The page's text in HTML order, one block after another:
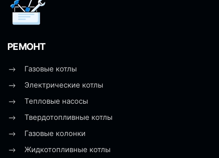
РЕМОНТ
Газовые котлы
Электрические котлы
Тепловые насосы
Твердотопливные котлы
Газовые колонки
Жидкотопливные котлы